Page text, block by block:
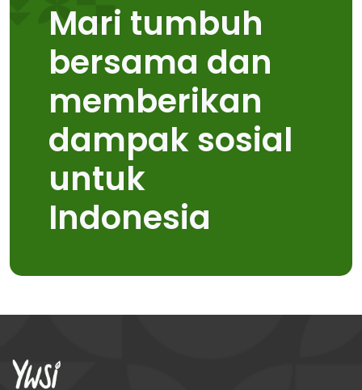
Mari tumbuh
bersama dan
memberikan
dampak sosial
untuk
Indonesia